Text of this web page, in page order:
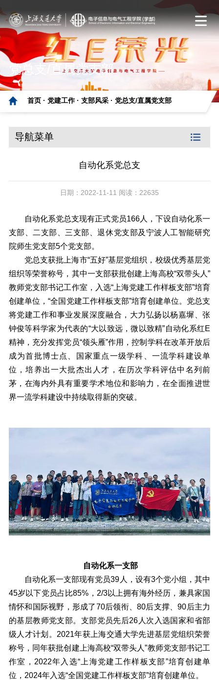
党总支/直属党支部
首页 · 党建工作 · 支部风采 · 党总支/直属党支部
导航菜单
自动化系党总支
日期：2022-11-11 阅读：22635
自动化系党总支现有正式党员166人，下设自动化系一
支部、二支部、三支部、退休党支部及宁波人工智能研究
院师生党支部5个党支部。
党总支获批上海市“五好”基层党组织，校级优秀基层党
组织等荣誉称号，其中一支部获批创建上海高校“双带头人”
教师党支部书记工作室，入选“上海党建工作样板支部”培育
创建单位，“全国党建工作样板支部”培育创建单位。党总支
将党建工作和事业发展深度融合，大力弘扬以杨嘉墀、张
钟俊等科学家为代表的“大以致远，微以致精”自动化系红E
精神，充分发挥党员“领头雁”作用，控制学科在改革开放后
成为首批博士点、国家重点一级学科、一流学科建设单
位，培养出一大批杰出人才，在历次学科评估中名列前
茅，在海内外具有重要学术地位和影响力，在全面推进世
界一流学科建设中持续取得新的突破。
自动化系一支部
自动化系一支部现有党员39人，设有3个党小组，其中
45岁以下党员占比85%，2/3以上拥有海外经历，兼具家国
情怀和国际视野，形成了70后领衔、80后支撑、90后主力
的基层教师党支部。支部党员先后26人次入选国家和省部
级人才计划。2021年获上海交通大学先进基层党组织荣誉
称号，同年获批创建上海高校“双带头人”教师党支部书记工
作室，2022年入选“上海党建工作样板支部”培育创建单
位，2024年入选“全国党建工作样板支部”培育创建单位。